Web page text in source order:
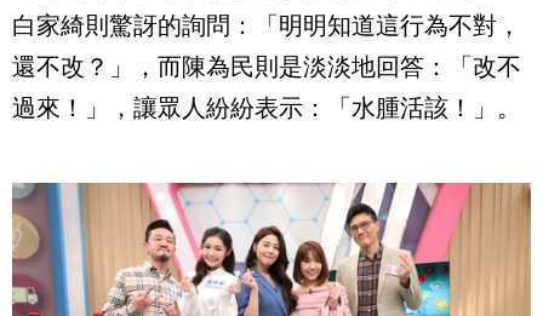
白家綺則驚訝的詢問：「明明知道這行為不對，
還不改？」，而陳為民則是淡淡地回答：「改不
過來！」，讓眾人紛紛表示：「水腫活該！」。